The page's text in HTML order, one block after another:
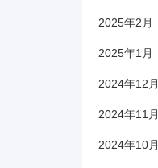
2025年2月
2025年1月
2024年12月
2024年11月
2024年10月